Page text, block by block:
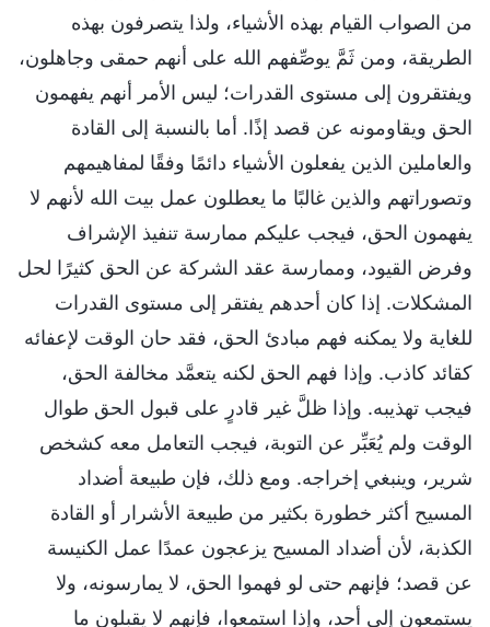
من الصواب القيام بهذه الأشياء، ولذا يتصرفون بهذه
الطريقة، ومن ثَمَّ يوصِّفهم الله على أنهم حمقى وجاهلون،
ويفتقرون إلى مستوى القدرات؛ ليس الأمر أنهم يفهمون
الحق ويقاومونه عن قصد إذًا. أما بالنسبة إلى القادة
والعاملين الذين يفعلون الأشياء دائمًا وفقًا لمفاهيمهم
وتصوراتهم والذين غالبًا ما يعطلون عمل بيت الله لأنهم لا
يفهمون الحق، فيجب عليكم ممارسة تنفيذ الإشراف
وفرض القيود، وممارسة عقد الشركة عن الحق كثيرًا لحل
المشكلات. إذا كان أحدهم يفتقر إلى مستوى القدرات
للغاية ولا يمكنه فهم مبادئ الحق، فقد حان الوقت لإعفائه
كقائد كاذب. وإذا فهم الحق لكنه يتعمَّد مخالفة الحق،
فيجب تهذيبه. وإذا ظلَّ غير قادرٍ على قبول الحق طوال
الوقت ولم يُعَبِّر عن التوبة، فيجب التعامل معه كشخص
شرير، وينبغي إخراجه. ومع ذلك، فإن طبيعة أضداد
المسيح أكثر خطورة بكثير من طبيعة الأشرار أو القادة
الكذبة، لأن أضداد المسيح يزعجون عمدًا عمل الكنيسة
عن قصد؛ فإنهم حتى لو فهموا الحق، لا يمارسونه، ولا
يستمعون إلى أحد، وإذا استمعوا، فإنهم لا يقبلون ما